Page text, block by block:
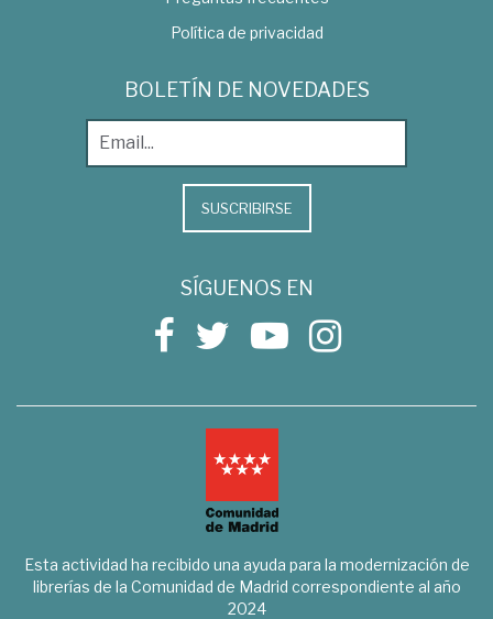
Política de privacidad
BOLETÍN DE NOVEDADES
SUSCRIBIRSE
SÍGUENOS EN
Esta actividad ha recibido una ayuda para la modernización de
librerías de la Comunidad de Madrid correspondiente al año
2024